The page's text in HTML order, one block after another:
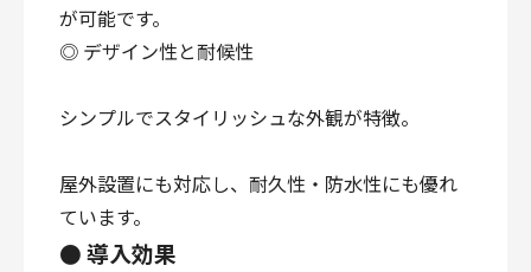
が可能です。
◎ デザイン性と耐候性
シンプルでスタイリッシュな外観が特徴。
屋外設置にも対応し、耐久性・防水性にも優れ
ています。
● 導入効果